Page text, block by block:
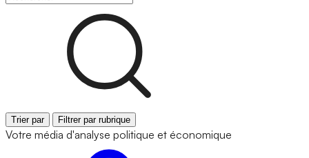
Trier par Filtrer par rubrique
Votre média d'analyse politique et économique